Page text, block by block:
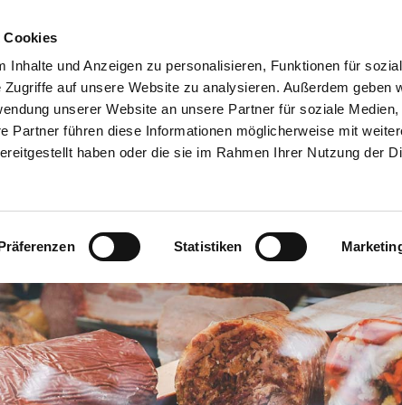
Cookies
Inhalte und Anzeigen zu personalisieren, Funktionen für
auf unsere Website zu analysieren. Außerdem geben
unserer Website an unsere Partner für soziale Medien,
Partner führen diese Informationen möglicherweise mit
haben oder die sie im Rahmen Ihrer Nutzung der
Statistiken
Franz Voß Shop Unser Angebot